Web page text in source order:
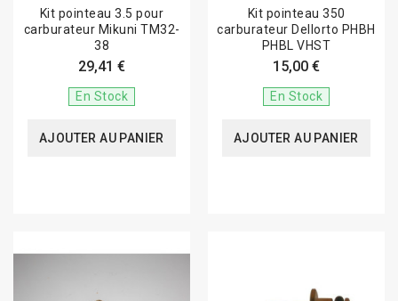
Kit pointeau 3.5 pour
carburateur Mikuni TM32-
38
29,41 €
En Stock
AJOUTER AU PANIER
Kit pointeau 350
carburateur Dellorto PHBH
PHBL VHST
15,00 €
En Stock
AJOUTER AU PANIER